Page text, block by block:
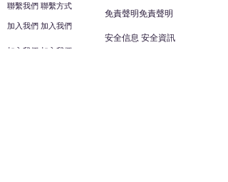
聯繫我們 聯繫方式
加入我們 加入我們
加入我們 加入我們
安全信息 安全資訊
免責聲明免責聲明